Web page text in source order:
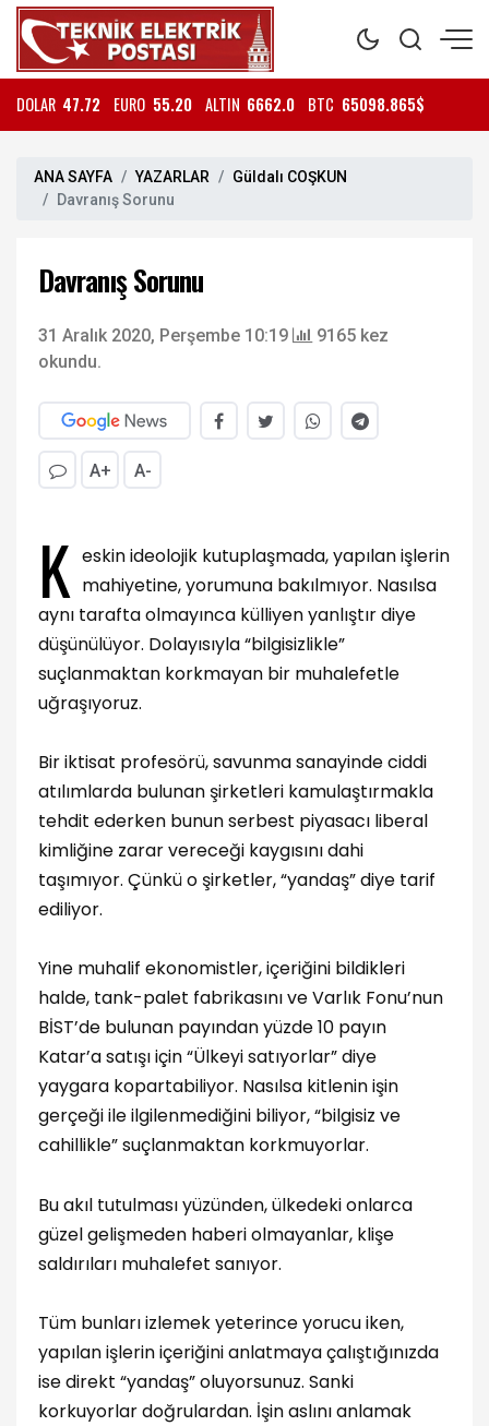
DOLAR 47.72 EURO 55.20 ALTIN 6662.0 BTC 65098.865$
ANA SAYFA YAZARLAR
Güldalı COŞKUN
Davranış Sorunu
Davranış Sorunu
31 Aralık 2020, Perşembe 10:19
9165 kez
okundu.
A+ A-
K eskin ideolojik kutuplaşmada, yapılan işlerin
mahiyetine, yorumuna bakılmıyor. Nasılsa
aynı tarafta olmayınca külliyen yanlıştır diye
düşünülüyor. Dolayısıyla “bilgisizlikle”
suçlanmaktan korkmayan bir muhalefetle
uğraşıyoruz.
Bir iktisat profesörü, savunma sanayinde ciddi
atılımlarda bulunan şirketleri kamulaştırmakla
tehdit ederken bunun serbest piyasacı liberal
kimliğine zarar vereceği kaygısını dahi
taşımıyor. Çünkü o şirketler, “yandaş” diye tarif
ediliyor.
Yine muhalif ekonomistler, içeriğini bildikleri
halde, tank-palet fabrikasını ve Varlık Fonu’nun
BİST’de bulunan payından yüzde 10 payın
Katar’a satışı için “Ülkeyi satıyorlar” diye
yaygara kopartabiliyor. Nasılsa kitlenin işin
gerçeği ile ilgilenmediğini biliyor, “bilgisiz ve
cahillikle” suçlanmaktan korkmuyorlar.
Bu akıl tutulması yüzünden, ülkedeki onlarca
güzel gelişmeden haberi olmayanlar, klişe
saldırıları muhalefet sanıyor.
Tüm bunları izlemek yeterince yorucu iken,
yapılan işlerin içeriğini anlatmaya çalıştığınızda
ise direkt “yandaş” oluyorsunuz. Sanki
korkuyorlar doğrulardan. İşin aslını anlamak